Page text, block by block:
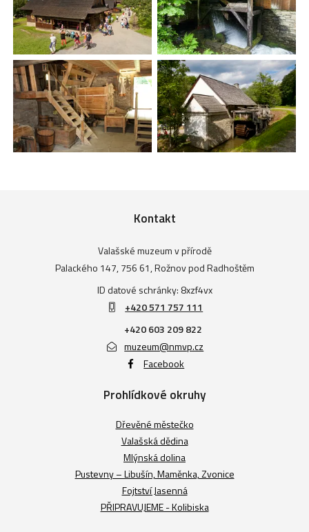
Kontakt
Valašské muzeum v přírodě
Palackého 147, 756 61, Rožnov pod Radhoštěm
ID datové schránky: 8xzf4vx
+420 571 757 111
+420 603 209 822
muzeum@nmvp.cz
Facebook
Prohlídkové okruhy
Dřevěné městečko
Valašská dědina
Mlýnská dolina
Pustevny – Libušín, Maměnka, Zvonice
Fojtství Jasenná
PŘIPRAVUJEME - Kolibiska